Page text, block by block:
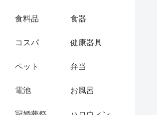
食料品 食器
コスパ 健康器具
ペット 弁当
電池 お風呂